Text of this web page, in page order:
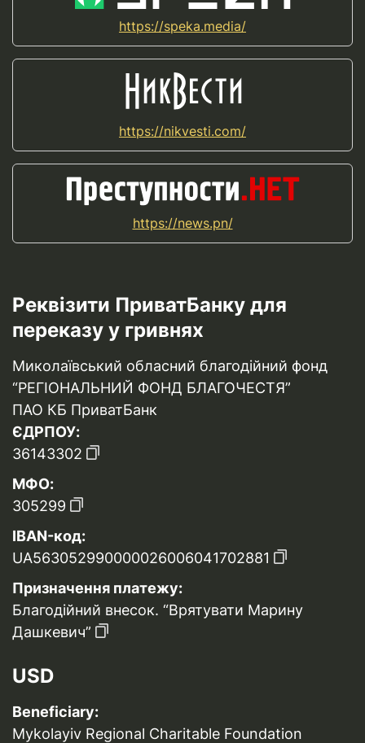
https://speka.media/
https://nikvesti.com/
https://news.pn/
Реквізити ПриватБанку для
переказу у гривнях
Миколаївський обласний благодійний фонд
“РЕГІОНАЛЬНИЙ ФОНД БЛАГОЧЕСТЯ”
ПАО КБ ПриватБанк
ЄДРПОУ:
36143302
МФО:
305299
IBAN-код:
UA563052990000026006041702881
Призначення платежу:
Благодійний внесок. “Врятувати Марину
Дашкевич”
USD
Beneficiary:
Mykolayiv Regional Charitable Foundation